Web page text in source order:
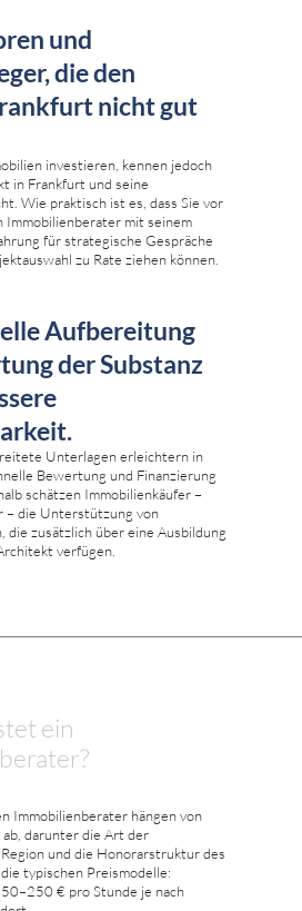
und
die den
nicht gut
investieren, kennen jedoch
in Frankfurt und seine
Wie praktisch ist es, dass Sie vor
Immobilienberater mit seinem
für strategische Gespräche
zu Rate ziehen können.
Aufbereitung
der Substanz
Unterlagen erleichtern in
Bewertung und Finanzierung
schätzen Immobilienkäufer –
– die Unterstützung von
die zusätzlich über eine Ausbildung
verfügen.
ein
Immobilienberater hängen von
darunter die Art der
und die Honorarstruktur des
typischen Preismodelle:
50–250 € pro Stunde je nach